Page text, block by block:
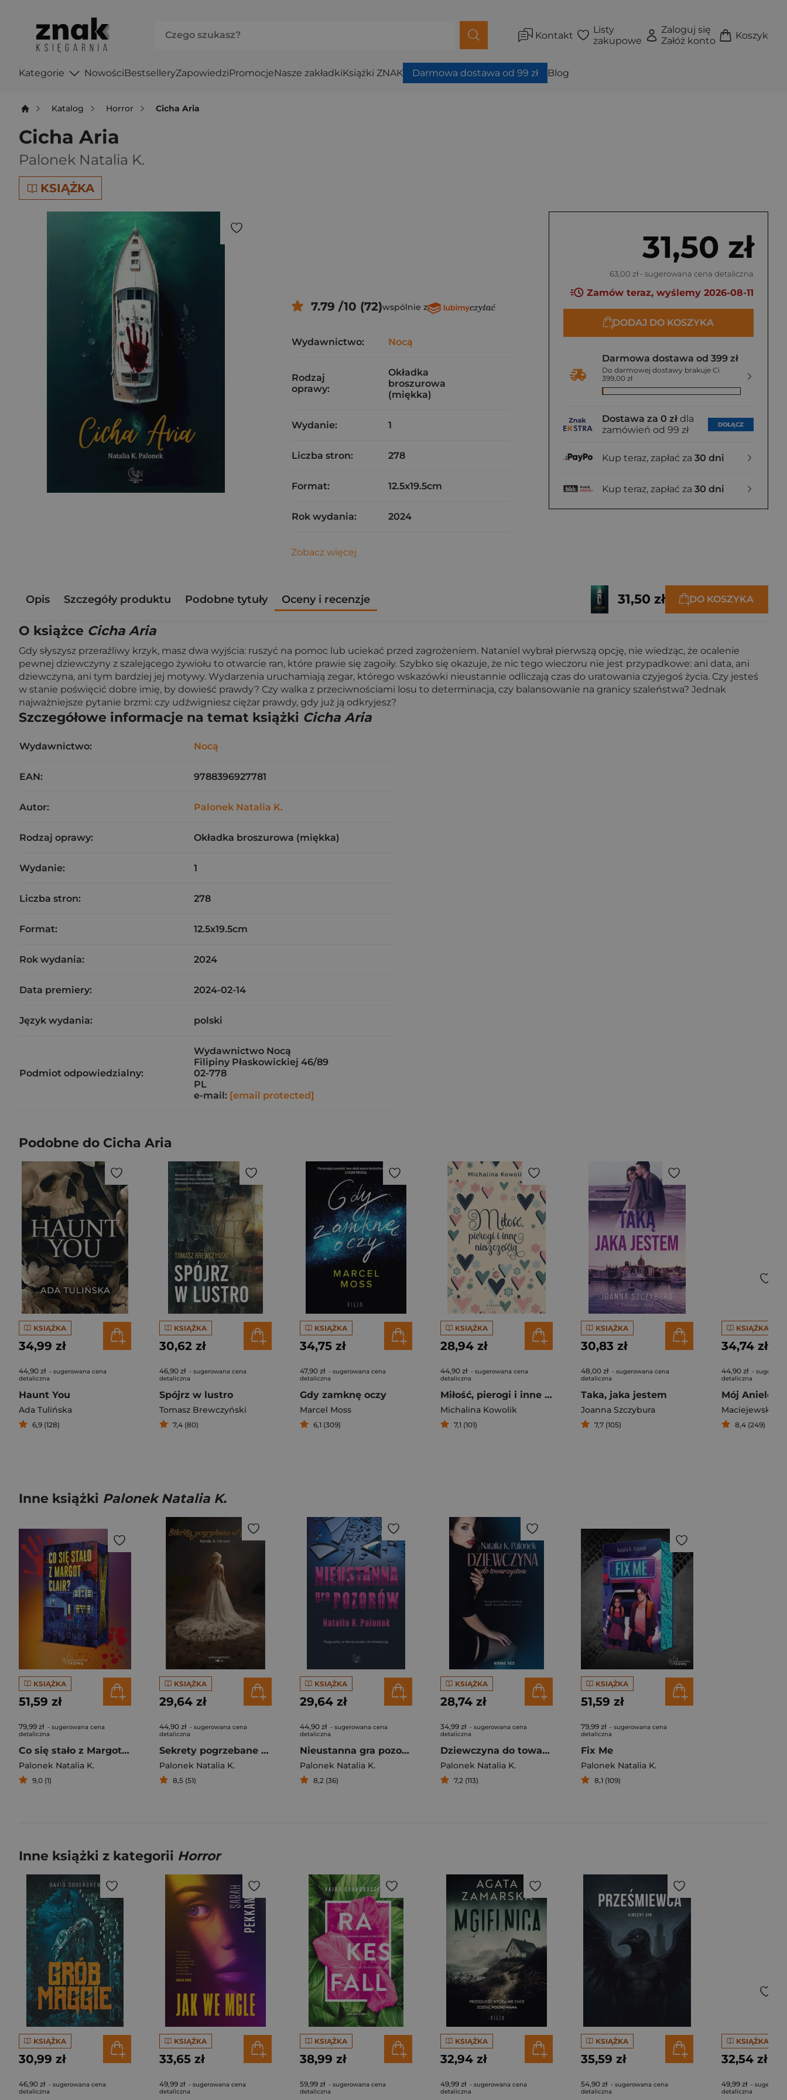
Kontakt
Listy
zakupowe
Zaloguj się
Załóż konto
Koszyk
Kategorie NowościBestselleryZapowiedziPromocjeNasze zakładkiKsiążki ZNAK Darmowa dostawa od 99 zł Blog
Katalog Horror Cicha Aria
Cicha Aria
Palonek Natalia K.
KSIĄŻKA
31,50 zł
63,00 zł - sugerowana cena detaliczna
Zamów teraz, wyślemy 2026-08-11
DODAJ DO KOSZYKA
Darmowa dostawa od 399 zł
Do darmowej dostawy brakuje Ci
399,00 zł
Dostawa za 0 zł dla
zamówień od 99 zł
DOŁĄCZ
Kup teraz, zapłać za 30 dni
Kup teraz, zapłać za 30 dni
7.79 /10 (72)wspólnie z
Wydawnictwo: Nocą
Rodzaj
oprawy:
Okładka
broszurowa
(miękka)
Wydanie: 1
Liczba stron: 278
Format: 12.5x19.5cm
Rok wydania: 2024
Zobacz więcej
Opis Szczegóły produktu Podobne tytuły Oceny i recenzje 31,50 zł DO KOSZYKA
O książce Cicha Aria
Gdy słyszysz przeraźliwy krzyk, masz dwa wyjścia: ruszyć na pomoc lub uciekać przed zagrożeniem. Nataniel wybrał pierwszą opcję, nie wiedząc, że ocalenie
pewnej dziewczyny z szalejącego żywiołu to otwarcie ran, które prawie się zagoiły. Szybko się okazuje, że nic tego wieczoru nie jest przypadkowe: ani data, ani
dziewczyna, ani tym bardziej jej motywy. Wydarzenia uruchamiają zegar, którego wskazówki nieustannie odliczają czas do uratowania czyjegoś życia. Czy jesteś
w stanie poświęcić dobre imię, by dowieść prawdy? Czy walka z przeciwnościami losu to determinacja, czy balansowanie na granicy szaleństwa? Jednak
najważniejsze pytanie brzmi: czy udźwigniesz ciężar prawdy, gdy już ją odkryjesz?
Szczegółowe informacje na temat książki Cicha Aria
Wydawnictwo: Nocą
EAN: 9788396927781
Autor: Palonek Natalia K.
Rodzaj oprawy: Okładka broszurowa (miękka)
Wydanie: 1
Liczba stron: 278
Format: 12.5x19.5cm
Rok wydania: 2024
Data premiery: 2024-02-14
Język wydania: polski
Podmiot odpowiedzialny:
Wydawnictwo Nocą
Filipiny Płaskowickiej 46/89
02-778
PL
e-mail: [email protected]
Podobne do Cicha Aria
KSIĄŻKA
34,99 zł
44,90 zł - sugerowana cena
detaliczna
Haunt You
Ada Tulińska
6,9 (128)
KSIĄŻKA
30,62 zł
46,90 zł - sugerowana cena
detaliczna
Spójrz w lustro
Tomasz Brewczyński
7,4 (80)
KSIĄŻKA
34,75 zł
47,90 zł - sugerowana cena
detaliczna
Gdy zamknę oczy
Marcel Moss
6,1 (309)
KSIĄŻKA
28,94 zł
44,90 zł - sugerowana cena
detaliczna
Miłość, pierogi i inne nieszczęścia
Michalina Kowolik
7,1 (101)
KSIĄŻKA
30,83 zł
48,00 zł - sugerowana cena
detaliczna
Taka, jaka jestem
Joanna Szczybura
7,7 (105)
KSIĄŻKA
34,74 zł
44,90 zł -
detaliczna
Mój Aniele
8,4 (249)
Inne książki Palonek Natalia K.
KSIĄŻKA
51,59 zł
79,99 zł - sugerowana cena
detaliczna
Co się stało z Margot Clair (ilustrowane brzegi)
Palonek Natalia K.
9,0 (1)
KSIĄŻKA
29,64 zł
44,90 zł - sugerowana cena
detaliczna
Sekrety pogrzebane w popiele
Palonek Natalia K.
8,5 (51)
KSIĄŻKA
29,64 zł
44,90 zł - sugerowana cena
detaliczna
Nieustanna gra pozorów
Palonek Natalia K.
8,2 (36)
KSIĄŻKA
28,74 zł
34,99 zł - sugerowana cena
detaliczna
Dziewczyna do towarzystwa
Palonek Natalia K.
7,2 (113)
KSIĄŻKA
51,59 zł
79,99 zł - sugerowana cena
detaliczna
Fix Me
Palonek Natalia K.
8,1 (109)
Inne książki z kategorii Horror
KSIĄŻKA
30,99 zł
46,90 zł - sugerowana cena
detaliczna
KSIĄŻKA
33,65 zł
49,99 zł - sugerowana cena
detaliczna
KSIĄŻKA
38,99 zł
59,99 zł - sugerowana cena
detaliczna
KSIĄŻKA
32,94 zł
49,99 zł - sugerowana cena
detaliczna
KSIĄŻKA
35,59 zł
54,90 zł - sugerowana cena
detaliczna
KSIĄŻKA
32,54 zł
49,99 zł -
detaliczna